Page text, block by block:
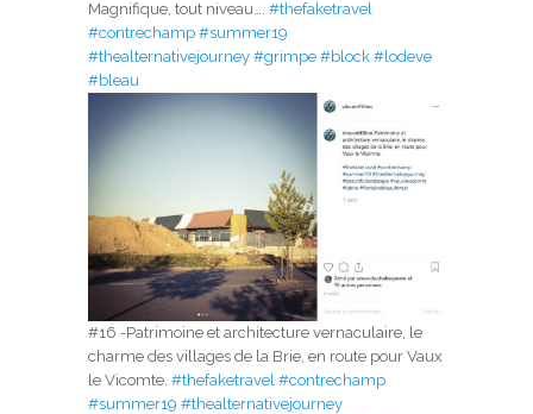
Magnifique, tout niveau…. #thefaketravel
#contrechamp #summer19
#thealternativejourney #grimpe #block #lodeve
#bleau
#16 -Patrimoine et architecture vernaculaire, le
charme des villages de la Brie, en route pour Vaux
le Vicomte. #thefaketravel #contrechamp
#summer19 #thealternativejourney